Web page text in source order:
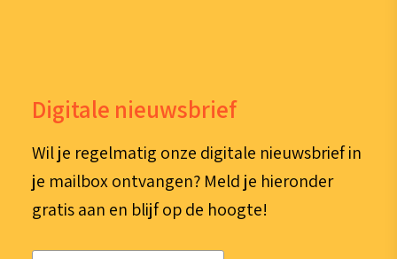
Digitale nieuwsbrief
Wil je regelmatig onze digitale nieuwsbrief in
je mailbox ontvangen? Meld je hieronder
gratis aan en blijf op de hoogte!